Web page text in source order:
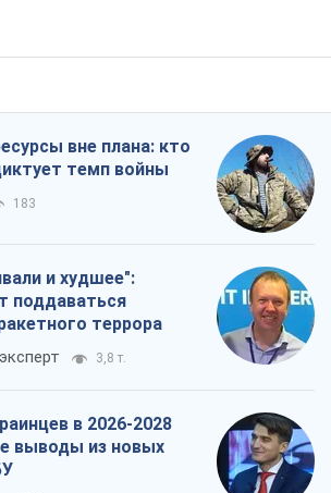
вне плана: кто
темп войны
183
и худшее":
поддаваться
террора
3,8 т.
в 2026-2028
выводы из новых